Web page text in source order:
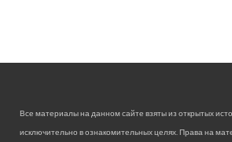
Все материалы на данном сайте взяты из открытых
исключительно в ознакомительных целях. Права на